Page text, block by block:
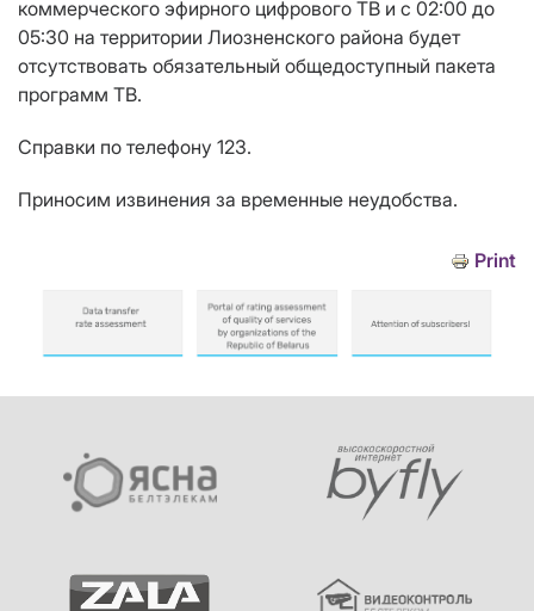
коммерческого эфирного цифрового ТВ и с 02:00 до
05:30 на территории Лиозненского района будет
отсутствовать обязательный общедоступный пакета
программ ТВ.
Справки по телефону 123.
Приносим извинения за временные неудобства.
Print